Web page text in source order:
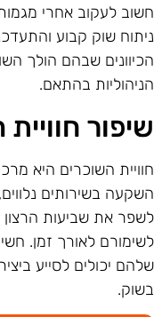
לעקוב אחרי מגמות
שוק קבוע
שבהם הולך
בהתאם.
השוכרים היא
בשירותים
את שביעות הרצון
לאורך זמן.
יכולים לסייע